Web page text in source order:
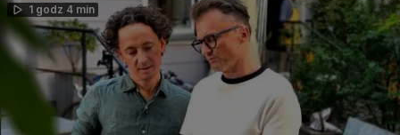
1 godz 4 min